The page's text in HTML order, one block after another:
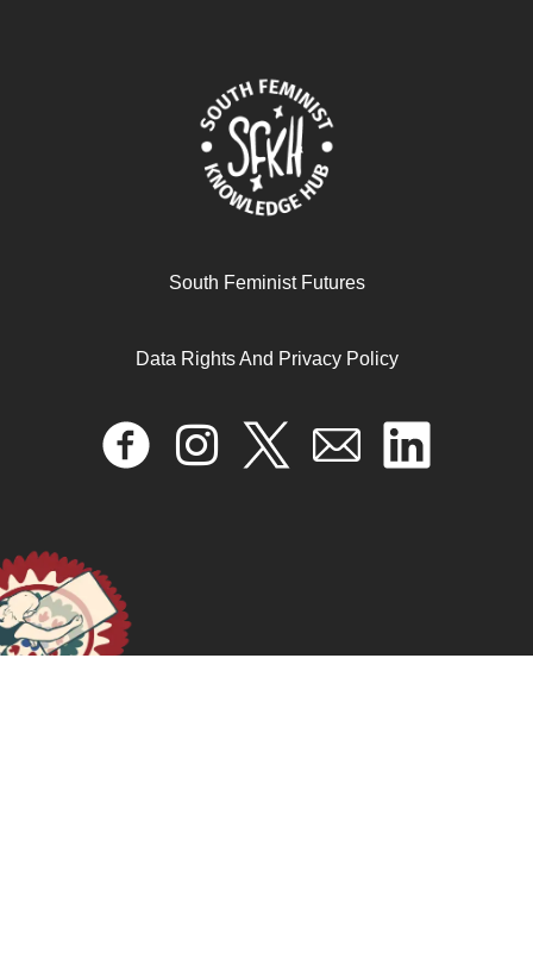
تغيير القوانين والسياسات لمراعاة للمنظور الجندري: موجز
South Feminist Futures
Data Rights And Privacy Policy